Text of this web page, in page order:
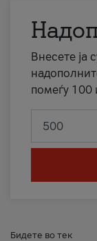
Внесете ја
помеѓу 100
Бидете во тек